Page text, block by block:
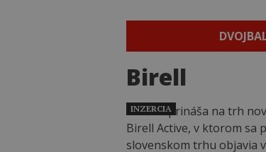
Birell
INZERCIA